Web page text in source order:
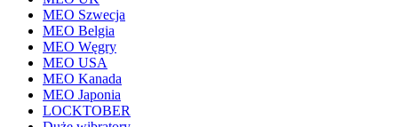
MEO Szwecja
MEO Belgia
MEO Węgry
MEO USA
MEO Kanada
MEO Japonia
LOCKTOBER